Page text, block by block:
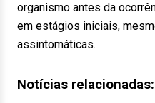
organismo antes da
em estágios iniciais,
assintomáticas.
Notícias relacionadas: